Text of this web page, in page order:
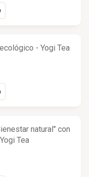
- Yogi Tea
natural" con
Tea